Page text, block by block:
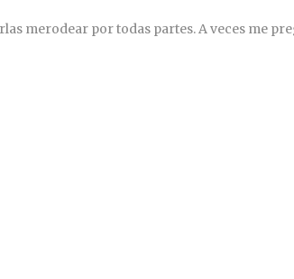
merodear por todas partes. A veces me